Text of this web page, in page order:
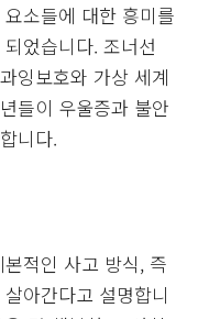
소들에 대한 흥미를
었습니다. 조너선
잉보호와 가상 세계
들이 우울증과 불안
니다.
적인 사고 방식, 즉
아간다고 설명합니